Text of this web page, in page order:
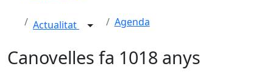
Actualitat Agenda
Canovelles fa 1018 anys